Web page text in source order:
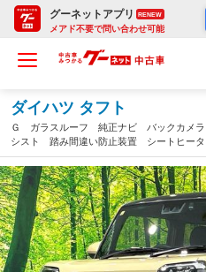
グーネットアプリ RENEW
メアド不要で問い合わせ可能
ダイハツ タフト
Ｇ ガラスルーフ 純正ナビ バックカメ
シスト 踏み間違い防止装置 シートヒー
ォグ フルセグ Ｂｌｕｅｔｏｏｔｈ再生
レール コーナーセンサー（大分県）